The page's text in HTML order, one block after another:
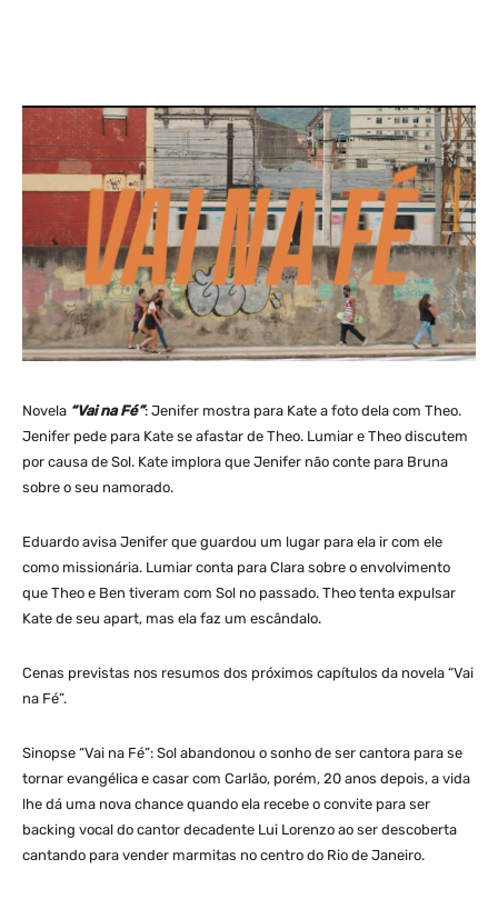
Novela “Vai na Fé”: Jenifer mostra para Kate a foto dela com Theo.
Jenifer pede para Kate se afastar de Theo. Lumiar e Theo discutem
por causa de Sol. Kate implora que Jenifer não conte para Bruna
sobre o seu namorado.
Eduardo avisa Jenifer que guardou um lugar para ela ir com ele
como missionária. Lumiar conta para Clara sobre o envolvimento
que Theo e Ben tiveram com Sol no passado. Theo tenta expulsar
Kate de seu apart, mas ela faz um escândalo.
Cenas previstas nos resumos dos próximos capítulos da novela “Vai
na Fé”.
Sinopse “Vai na Fé”: Sol abandonou o sonho de ser cantora para se
tornar evangélica e casar com Carlão, porém, 20 anos depois, a vida
lhe dá uma nova chance quando ela recebe o convite para ser
backing vocal do cantor decadente Lui Lorenzo ao ser descoberta
cantando para vender marmitas no centro do Rio de Janeiro.